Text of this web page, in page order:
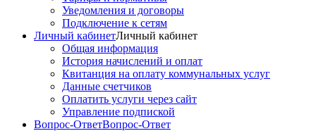
Уведомления и договоры
Подключение к сетям
Личный кабинетЛичный кабинет
Общая информация
История начислений и оплат
Квитанция на оплату коммунальных услуг
Данные счетчиков
Оплатить услуги через сайт
Управление подпиской
Вопрос-ОтветВопрос-Ответ